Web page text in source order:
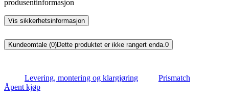
produsentinformasjon
Vis sikkerhetsinformasjon
Kundeomtale (0)Dette produktet er ikke rangert enda. 0
Levering, montering og klargjøring
Prismatch
Åpent kjøp